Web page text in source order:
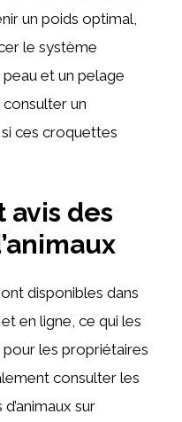
un poids optimal,
le système
et un pelage
un
ces croquettes
des
disponibles dans
en ligne, ce qui les
les propriétaires
consulter les
sur